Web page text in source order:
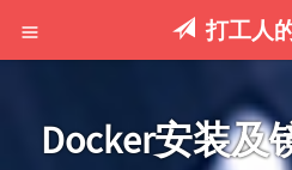
打工人
Docker安装及